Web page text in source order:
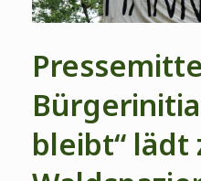
bleibt“ lädt